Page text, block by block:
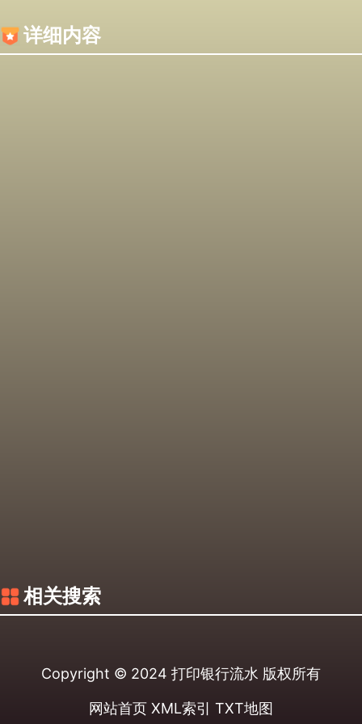
详细内容
相关搜索
Copyright © 2024 打印银行流水 版权所有
网站首页 XML索引 TXT地图